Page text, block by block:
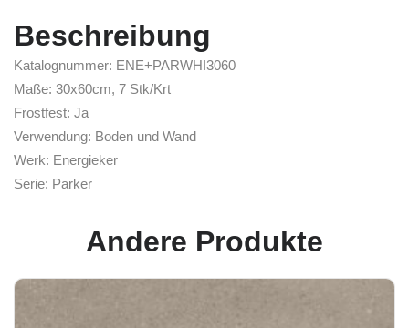
Beschreibung
Katalognummer: ENE+PARWHI3060
Maße: 30x60cm, 7 Stk/Krt
Frostfest: Ja
Verwendung: Boden und Wand
Werk: Energieker
Serie: Parker
Andere Produkte